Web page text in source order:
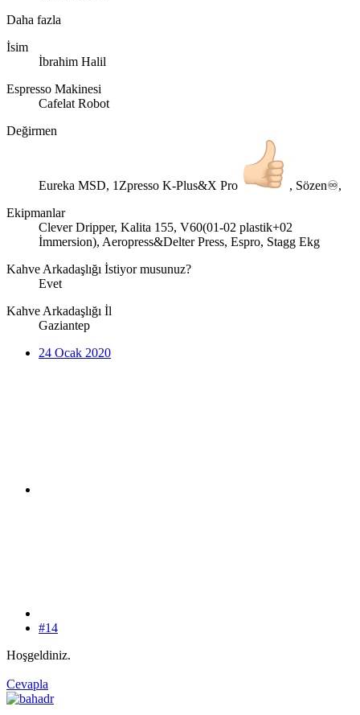
Daha fazla
İsim
İbrahim Halil
Espresso Makinesi
Cafelat Robot
Değirmen
Eureka MSD, 1Zpresso K-Plus&X Pro
, Sözen♾,
Ekipmanlar
Clever Dripper, Kalita 155, V60(01-02 plastik+02
İmmersion), Aeropress&Delter Press, Espro, Stagg Ekg
Kahve Arkadaşlığı İstiyor musunuz?
Evet
Kahve Arkadaşlığı İl
Gaziantep
24 Ocak 2020
#14
Hoşgeldiniz.
Cevapla